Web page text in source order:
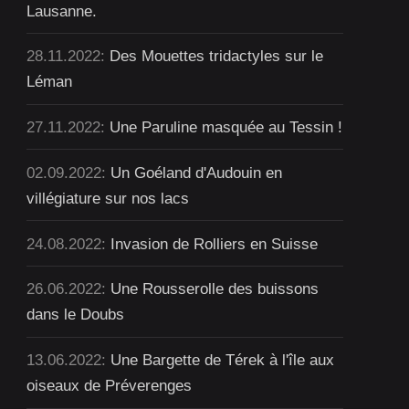
Lausanne.
28.11.2022: Des Mouettes tridactyles sur le
Léman
27.11.2022: Une Paruline masquée au Tessin !
02.09.2022: Un Goéland d'Audouin en
villégiature sur nos lacs
24.08.2022: Invasion de Rolliers en Suisse
26.06.2022: Une Rousserolle des buissons
dans le Doubs
13.06.2022: Une Bargette de Térek à l'île aux
oiseaux de Préverenges